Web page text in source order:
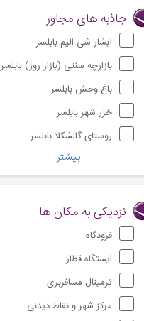
جاذبه های مجاور
آبشار شی الیم بابلسر
بازارچه سنتی (بازار روز) بابلسر
باغ وحش بابلسر
خزر شهر بابلسر
روستای گالشکلا بابلسر
بیشتر
نزدیکی به مکان ها
فرودگاه
ایستگاه قطار
ترمینال مسافربری
مرکز شهر و نقاط دیدنی